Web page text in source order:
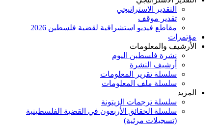
التقدير الاستراتيجي
تقدير موقف
مقاطع فيديو استشرافية لقضية فلسطين 2026
مؤتمرات
الأرشيف والمعلومات
نشرة فلسطين اليوم
أرشيف النشرة
سلسلة تقرير المعلومات
سلسلة ملف المعلومات
المزيد
سلسلة ترجمات الزيتونة
سلسلة الحقائق الأربعون في القضية الفلسطينية
(تسجيلات مرئية)